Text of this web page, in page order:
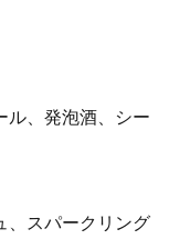
ル、発泡酒、シー
、スパークリング